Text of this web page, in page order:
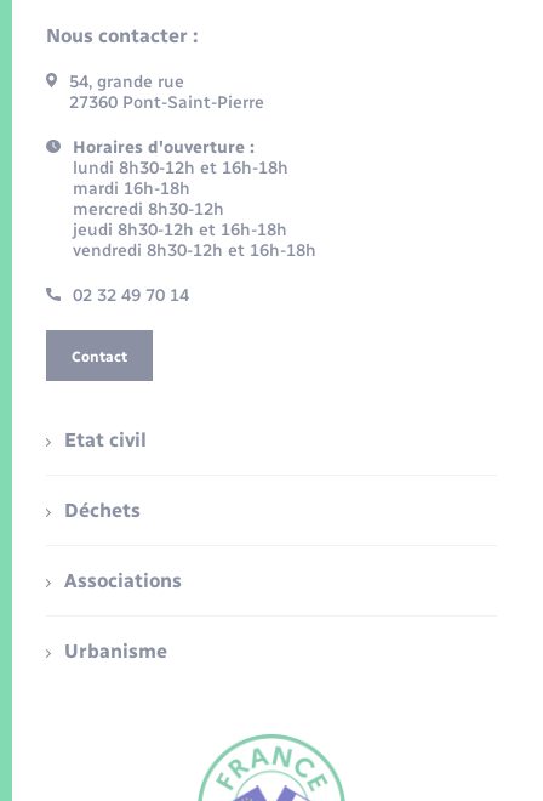
Nous contacter :
54, grande rue
27360 Pont-Saint-Pierre
Horaires d'ouverture :
lundi 8h30-12h et 16h-18h
mardi 16h-18h
mercredi 8h30-12h
jeudi 8h30-12h et 16h-18h
vendredi 8h30-12h et 16h-18h
02 32 49 70 14
Contact
Etat civil
Déchets
Associations
Urbanisme